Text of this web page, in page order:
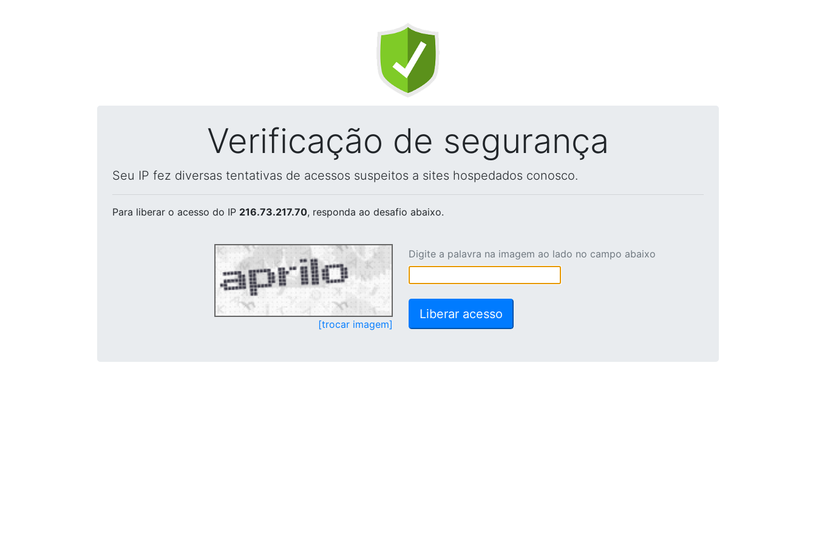
Verificação de segurança
Seu IP fez diversas tentativas de acessos suspeitos a sites hospedados conosco.
Para liberar o acesso do IP 216.73.217.70, responda ao desafio abaixo.
[trocar imagem]
Digite a palavra na imagem ao lado no campo abaixo